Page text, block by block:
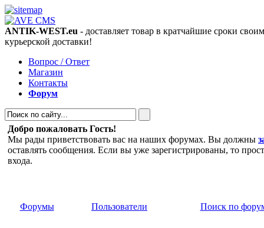
ANTIK-WEST.eu - доставляет товар в кратчайшие сроки
курьерской доставки!
Вопрос / Ответ
Магазин
Контакты
Форум
Добро пожаловать Гость!
Мы рады приветствовать вас на наших форумах. Вы должны
оставлять сообщения. Если вы уже зарегистрированы, то
входа.
Форумы Пользователи Поиск по